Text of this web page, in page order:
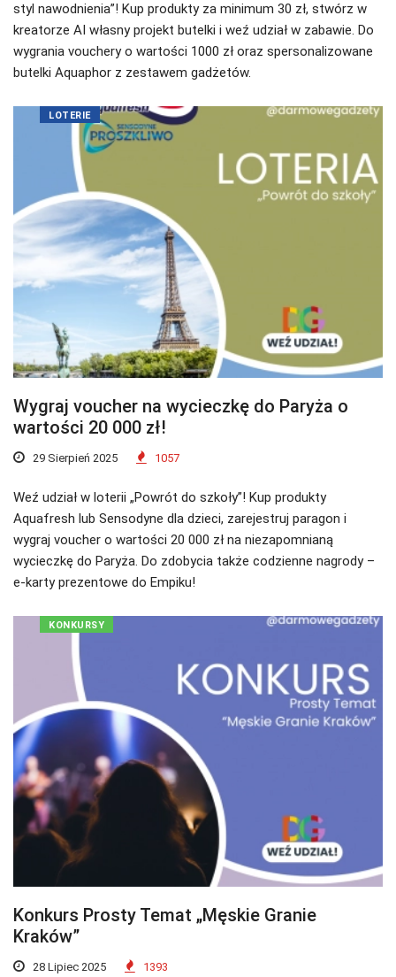
styl nawodnienia”! Kup produkty za minimum 30 zł, stwórz w
kreatorze AI własny projekt butelki i weź udział w zabawie. Do
wygrania vouchery o wartości 1000 zł oraz spersonalizowane
butelki Aquaphor z zestawem gadżetów.
LOTERIE
Wygraj voucher na wycieczkę do Paryża o
wartości 20 000 zł!
29 Sierpień 2025 1057
Weź udział w loterii „Powrót do szkoły”! Kup produkty
Aquafresh lub Sensodyne dla dzieci, zarejestruj paragon i
wygraj voucher o wartości 20 000 zł na niezapomnianą
wycieczkę do Paryża. Do zdobycia także codzienne nagrody –
e-karty prezentowe do Empiku!
KONKURSY
Konkurs Prosty Temat „Męskie Granie
Kraków”
28 Lipiec 2025 1393